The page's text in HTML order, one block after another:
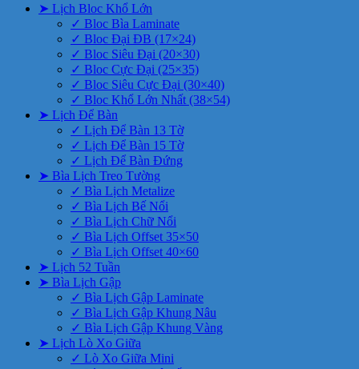
➤ Lịch Bloc Khổ Lớn
✓ Bloc Bìa Laminate
✓ Bloc Đại ĐB (17×24)
✓ Bloc Siêu Đại (20×30)
✓ Bloc Cực Đại (25×35)
✓ Bloc Siêu Cực Đại (30×40)
✓ Bloc Khổ Lớn Nhất (38×54)
➤ Lịch Để Bàn
✓ Lịch Để Bàn 13 Tờ
✓ Lịch Để Bàn 15 Tờ
✓ Lịch Để Bàn Đứng
➤ Bìa Lịch Treo Tường
✓ Bìa Lịch Metalize
✓ Bìa Lịch Bế Nổi
✓ Bìa Lịch Chữ Nổi
✓ Bìa Lịch Offset 35×50
✓ Bìa Lịch Offset 40×60
➤ Lịch 52 Tuần
➤ Bìa Lịch Gập
✓ Bìa Lịch Gập Laminate
✓ Bìa Lịch Gập Khung Nâu
✓ Bìa Lịch Gập Khung Vàng
➤ Lịch Lò Xo Giữa
✓ Lò Xo Giữa Mini